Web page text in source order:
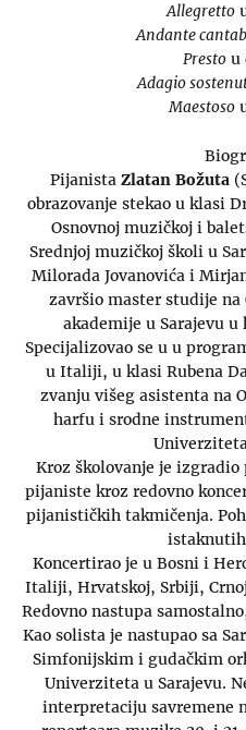
Allegretto
Andante
Presto u
Adagio
Maestoso
Pijanista Zlatan Božuta
obrazovanje stekao u klasi
Osnovnoj muzičkoj i
Srednjoj muzičkoj školi u
Milorada Jovanovića i
završio master studije
akademije u Sarajevu u
Specijalizovao se u u
u Italiji, u klasi Rubena
zvanju višeg asistenta na
harfu i srodne
Kroz školovanje je
pijaniste kroz redovno
pijanističkih takmičenja.
Koncertirao je u Bosni i
Italiji, Hrvatskoj, Srbiji,
Redovno nastupa
Kao solista je nastupao sa
Simfonijskim i gudačkim
Univerziteta u Sarajevu.
interpretaciju savremene